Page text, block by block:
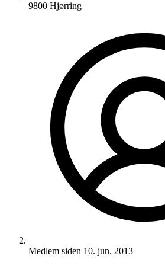
9800 Hjørring
Medlem siden 10. jun. 2013